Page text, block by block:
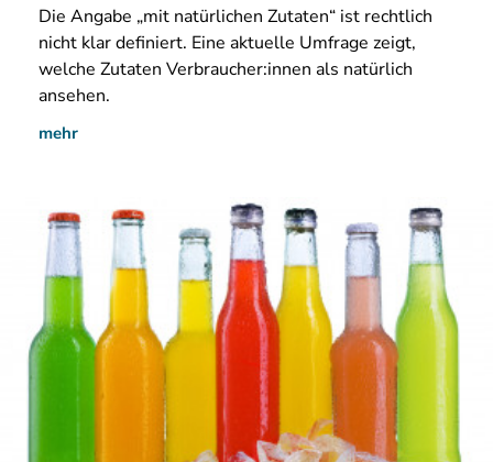
Die Angabe „mit natürlichen Zutaten“ ist rechtlich
nicht klar definiert. Eine aktuelle Umfrage zeigt,
welche Zutaten Verbraucher:innen als natürlich
ansehen.
mehr